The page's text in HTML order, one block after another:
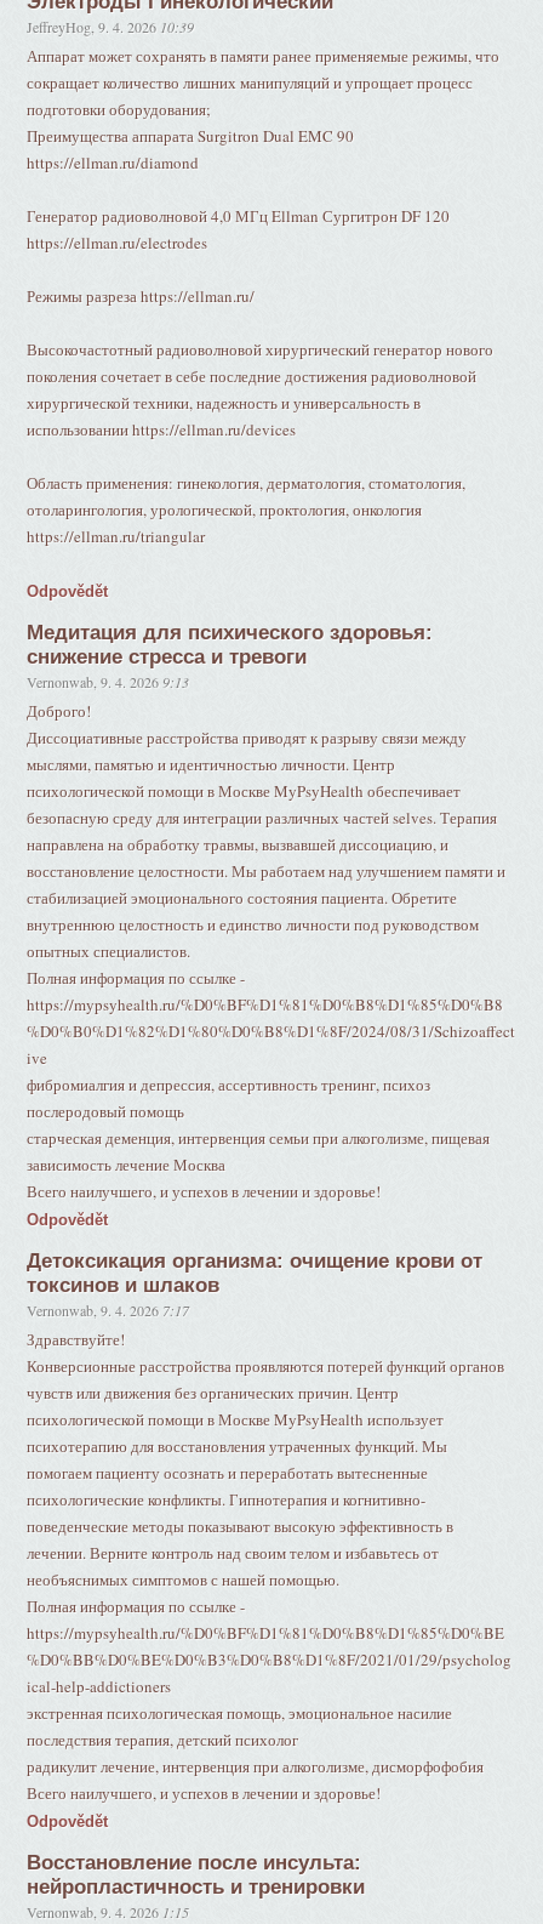
JeffreyHog ,9. 4. 2026 10:39
Аппарат может сохранять в памяти ранее применяемые режимы, что
сокращает количество лишних манипуляций и упрощает процесс
подготовки оборудования;
Преимущества аппарата Surgitron Dual EMC 90
https://ellman.ru/diamond
Генератор радиоволновой 4,0 МГц Ellman Сургитрон DF 120
https://ellman.ru/electrodes
Режимы разреза https://ellman.ru/
Высокочастотный радиоволновой хирургический генератор нового
поколения сочетает в себе последние достижения радиоволновой
хирургической техники, надежность и универсальность в
использовании https://ellman.ru/devices
Область применения: гинекология, дерматология, стоматология,
отоларингология, урологической, проктология, онкология
https://ellman.ru/triangular
Odpovědět
Медитация для психического здоровья:
снижение стресса и тревоги
Vernonwab ,9. 4. 2026 9:13
Доброго!
Диссоциативные расстройства приводят к разрыву связи между
мыслями, памятью и идентичностью личности. Центр
психологической помощи в Москве MyPsyHealth обеспечивает
безопасную среду для интеграции различных частей selves. Терапия
направлена на обработку травмы, вызвавшей диссоциацию, и
восстановление целостности. Мы работаем над улучшением памяти и
стабилизацией эмоционального состояния пациента. Обретите
внутреннюю целостность и единство личности под руководством
опытных специалистов.
Полная информация по ссылке -
https://mypsyhealth.ru/%D0%BF%D1%81%D0%B8%D1%85%D0%B8
%D0%B0%D1%82%D1%80%D0%B8%D1%8F/2024/08/31/Schizoaffect
ive
фибромиалгия и депрессия, ассертивность тренинг, психоз
послеродовый помощь
старческая деменция, интервенция семьи при алкоголизме, пищевая
зависимость лечение Москва
Всего наилучшего, и успехов в лечении и здоровье!
Odpovědět
Детоксикация организма: очищение крови от
токсинов и шлаков
Vernonwab ,9. 4. 2026 7:17
Здравствуйте!
Конверсионные расстройства проявляются потерей функций органов
чувств или движения без органических причин. Центр
психологической помощи в Москве MyPsyHealth использует
психотерапию для восстановления утраченных функций. Мы
помогаем пациенту осознать и переработать вытесненные
психологические конфликты. Гипнотерапия и когнитивно-
поведенческие методы показывают высокую эффективность в
лечении. Верните контроль над своим телом и избавьтесь от
необъяснимых симптомов с нашей помощью.
Полная информация по ссылке -
https://mypsyhealth.ru/%D0%BF%D1%81%D0%B8%D1%85%D0%BE
%D0%BB%D0%BE%D0%B3%D0%B8%D1%8F/2021/01/29/psycholog
ical-help-addictioners
экстренная психологическая помощь, эмоциональное насилие
последствия терапия, детский психолог
радикулит лечение, интервенция при алкоголизме, дисморфофобия
Всего наилучшего, и успехов в лечении и здоровье!
Odpovědět
Восстановление после инсульта:
нейропластичность и тренировки
Vernonwab ,9. 4. 2026 1:15